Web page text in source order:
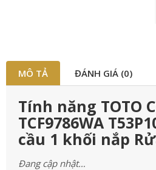
MÔ TẢ ĐÁNH GIÁ (0)
Tính năng TOTO
TCF9786WA
cầu 1 khối nắp
Đang cập nhật…